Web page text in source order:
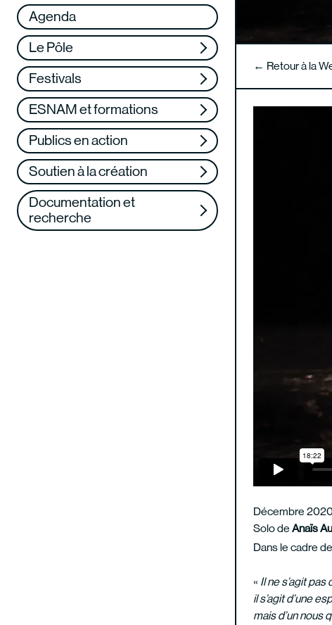
Agenda
Le Pôle
Réseau
Soutenez-nous
Web TV
Festivals
ESNAM et formations
VAE
Formation continue
Publics en action
Soutien à la création
Documentation et
recherche
← Retour à la
Décembre
Solo de Anaïs
Dans le cadre
« Il ne s’agit pas
il s’agit d’une
mais d’un nous